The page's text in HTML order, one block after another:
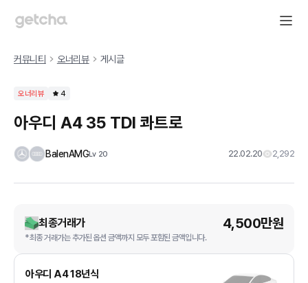
커뮤니티 오너리뷰 게시글
오너리뷰 4
아우디 A4 35 TDI 콰트로
BalenAMGLv 20 22.02.20 2,292
최종거래가 4,500만원
*최종 거래가는 추가된 옵션 금액까지 모두 포함된 금액입니다.
아우디 A4 18년식